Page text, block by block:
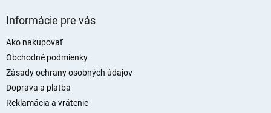
Informácie pre vás
Ako nakupovať
Obchodné podmienky
Zásady ochrany osobných údajov
Doprava a platba
Reklamácia a vrátenie